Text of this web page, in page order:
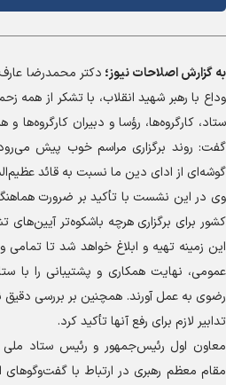
به گزارشاصلاحات نیوز؛ دکتر محمدرضا
وداع با رهبر شهید انقلاب، با تشکر از همه
ستاد، کارگروه‌ها، رؤسا و دبیران
گفت: روند برگزاری مراسم خوب پیش
گوشه‌ای از ادای دین ما نسبت به قائد
وی در این نشست با تأکید بر ضرورت
کشور برای برگزاری هرچه باشکوه‌تر
این زمینه تهیه و ابلاغ خواهد شد تا تمامی
عمومی، نهایت همکاری و پشتیبانی را با
رضوی به عمل آورند. همچنین بر بررسی دقیق
تدابیر لازم برای رفع آنها تأکید کرد.
معاون اول رئیس‌جمهور و رئیس ستاد ملی
مقام معظم رهبری در ارتباط با گفت‌و‌گو‌های